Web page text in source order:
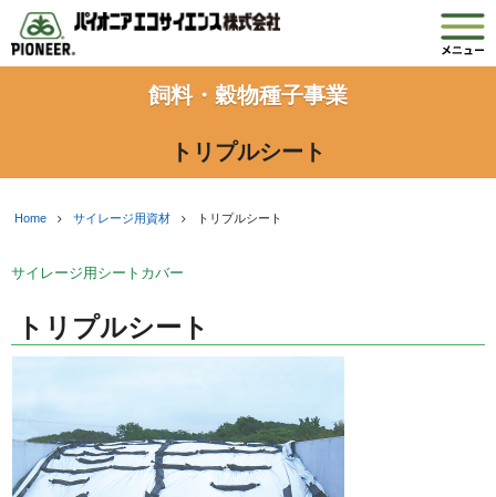
飼料・穀物種子事業
トリプルシート
Home サイレージ用資材 トリプルシート
サイレージ用シートカバー
トリプルシート